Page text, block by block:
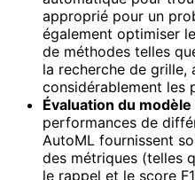
approprié pour un
également optimiser
de méthodes telles
la recherche de grille,
considérablement les
Évaluation du modèle
performances de
AutoML fournissent
des métriques (telles
le rappel et le score